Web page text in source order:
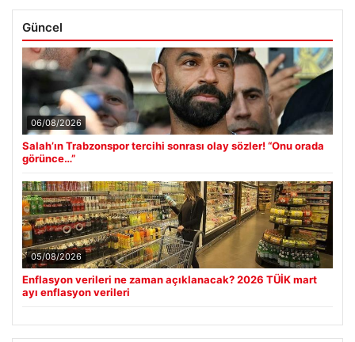
Güncel
06/08/2026
Salah’ın Trabzonspor tercihi sonrası olay sözler! “Onu orada
görünce…”
05/08/2026
Enflasyon verileri ne zaman açıklanacak? 2026 TÜİK mart
ayı enflasyon verileri